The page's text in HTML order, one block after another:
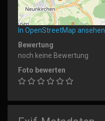
In OpenStreetMap ansehen
Bewertung
noch keine Bewertung
Foto bewerten